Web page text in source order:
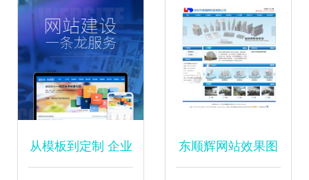
从模板到定制 企业 东顺辉网站效果图